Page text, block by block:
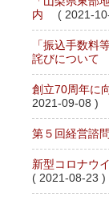
内
( 2021-
「振込手数料
詫びについて
創立70周年に
2021-09-08 )
第５回経営諮
新型コロナウ
( 2021-08-23 )